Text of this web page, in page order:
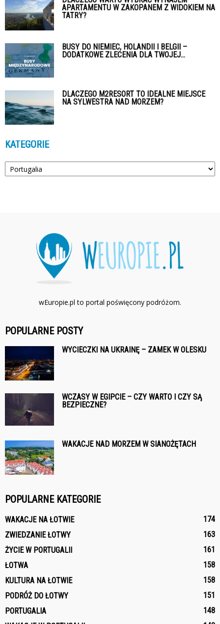
APARTAMENTU W ZAKOPANEM Z WIDOKIEM NA
TATRY?
BUSY DO NIEMIEC, HOLANDII I BELGII –
DODATKOWE ZLECENIA DLA TWOJEJ...
DLACZEGO M2RESORT TO IDEALNE MIEJSCE
NA SYLWESTRA NAD MORZEM?
KATEGORIE
Kategorie
wEuropie.pl to portal poświęcony podróżom.
POPULARNE POSTY
WYCIECZKI NA UKRAINĘ – ZAMEK W OLESKU
WCZASY W EGIPCIE – CZY WARTO I CZY SĄ
BEZPIECZNE?
WAKACJE NAD MORZEM W SIANOŻĘTACH
POPULARNE KATEGORIE
WAKACJE NA ŁOTWIE
174
ZWIEDZANIE ŁOTWY
163
ŻYCIE W PORTUGALII
161
ŁOTWA
158
KULTURA NA ŁOTWIE
158
PODRÓŻ DO ŁOTWY
151
PORTUGALIA
148